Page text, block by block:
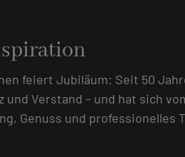
feiert Jubiläum: Seit 50
Verstand – und hat sich
Genuss und professionelles